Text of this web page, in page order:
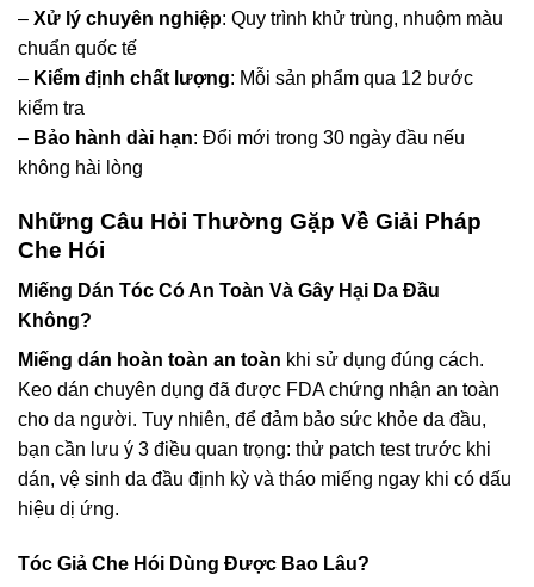
– Xử lý chuyên nghiệp: Quy trình khử trùng, nhuộm màu
chuẩn quốc tế
– Kiểm định chất lượng: Mỗi sản phẩm qua 12 bước
kiểm tra
– Bảo hành dài hạn: Đổi mới trong 30 ngày đầu nếu
không hài lòng
Những Câu Hỏi Thường Gặp Về Giải Pháp
Che Hói
Miếng Dán Tóc Có An Toàn Và Gây Hại Da Đầu
Không?
Miếng dán hoàn toàn an toàn khi sử dụng đúng cách.
Keo dán chuyên dụng đã được FDA chứng nhận an toàn
cho da người. Tuy nhiên, để đảm bảo sức khỏe da đầu,
bạn cần lưu ý 3 điều quan trọng: thử patch test trước khi
dán, vệ sinh da đầu định kỳ và tháo miếng ngay khi có dấu
hiệu dị ứng.
Tóc Giả Che Hói Dùng Được Bao Lâu?